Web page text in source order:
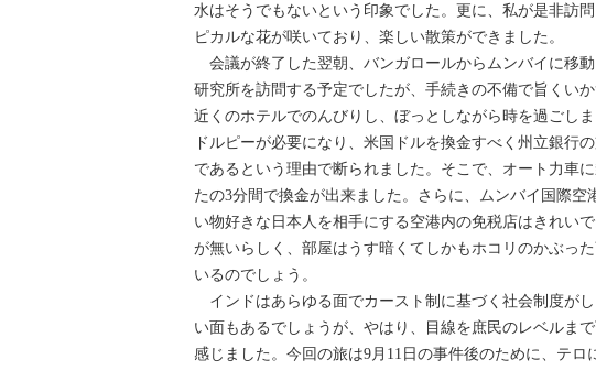
水はそうでもないという印象でした。更に、私が是非訪
ピカルな花が咲いており、楽しい散策ができました。
会議が終了した翌朝、バンガロールからムンバイに移
研究所を訪問する予定でしたが、手続きの不備で旨くい
近くのホテルでのんびりし、ぼっとしながら時を過ごし
ドルピーが必要になり、米国ドルを換金すべく州立銀行
であるという理由で断られました。そこで、オート力車
たの3分間で換金が出来ました。さらに、ムンバイ国際
い物好きな日本人を相手にする空港内の免税店はきれい
が無いらしく、部屋はうす暗くてしかもホコリのかぶっ
いるのでしょう。
インドはあらゆる面でカースト制に基づく社会制度が
い面もあるでしょうが、やはり、目線を庶民のレベルま
感じました。今回の旅は9月11日の事件後のために、テ